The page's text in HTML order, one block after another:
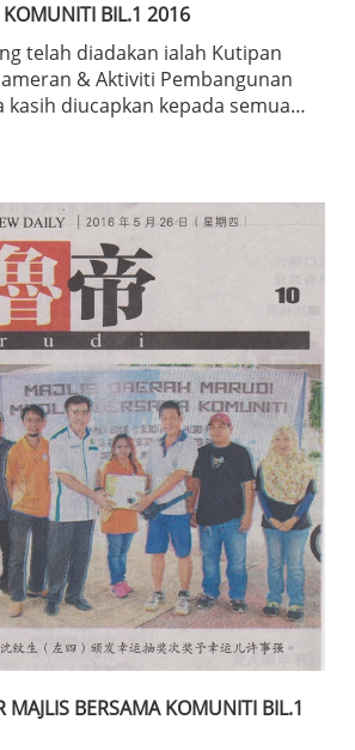
KOMUNITI BIL.1 2016
telah diadakan ialah Kutipan
& Aktiviti Pembangunan
diucapkan kepada semua
dalam menjayakan program ini.
2016
MAJLIS BERSAMA KOMUNITI BIL.1